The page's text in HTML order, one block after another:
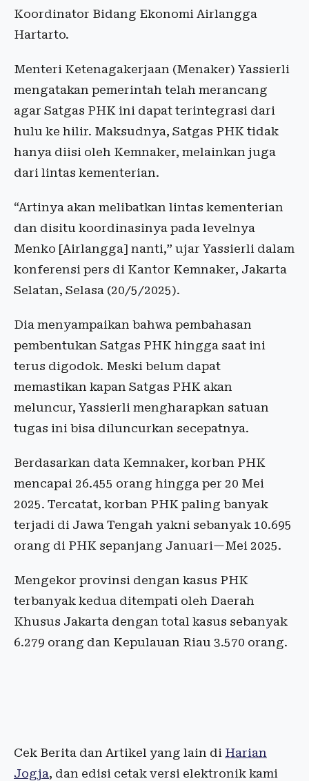
Koordinator Bidang Ekonomi Airlangga
Hartarto.
Menteri Ketenagakerjaan (Menaker) Yassierli
mengatakan pemerintah telah merancang
agar Satgas PHK ini dapat terintegrasi dari
hulu ke hilir. Maksudnya, Satgas PHK tidak
hanya diisi oleh Kemnaker, melainkan juga
dari lintas kementerian.
“Artinya akan melibatkan lintas kementerian
dan disitu koordinasinya pada levelnya
Menko [Airlangga] nanti,” ujar Yassierli dalam
konferensi pers di Kantor Kemnaker, Jakarta
Selatan, Selasa (20/5/2025).
Dia menyampaikan bahwa pembahasan
pembentukan Satgas PHK hingga saat ini
terus digodok. Meski belum dapat
memastikan kapan Satgas PHK akan
meluncur, Yassierli mengharapkan satuan
tugas ini bisa diluncurkan secepatnya.
Berdasarkan data Kemnaker, korban PHK
mencapai 26.455 orang hingga per 20 Mei
2025. Tercatat, korban PHK paling banyak
terjadi di Jawa Tengah yakni sebanyak 10.695
orang di PHK sepanjang Januari—Mei 2025.
Mengekor provinsi dengan kasus PHK
terbanyak kedua ditempati oleh Daerah
Khusus Jakarta dengan total kasus sebanyak
6.279 orang dan Kepulauan Riau 3.570 orang.
Cek Berita dan Artikel yang lain di Harian
Jogja, dan edisi cetak versi elektronik kami